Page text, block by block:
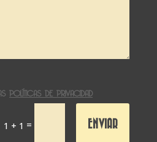
POLÍTICAS DE PRIVACIDAD
1 + 1 = ENVIAR